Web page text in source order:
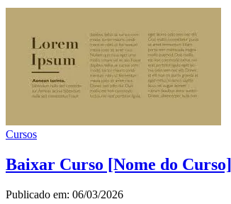
Cursos
Baixar Curso [Nome do
Publicado em: 06/03/2026